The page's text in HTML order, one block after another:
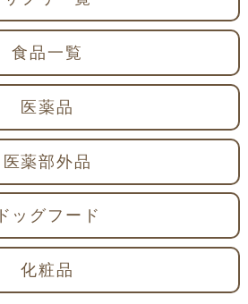
食品一覧
医薬品
医薬部外品
ドッグフード
化粧品